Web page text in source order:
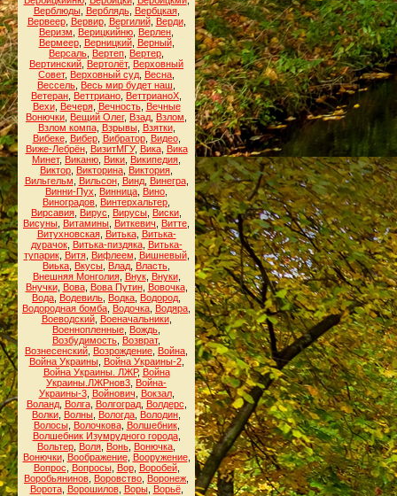
Верблюды, Верблядь, Вербцкая,
Вервеер, Вервир, Вергилий, Верди,
Веризм
Верицкийню Верлен
Вермеер, Верницкий, Верный,
Версаль Вертеп Вертер
Вертинский Вертолёт, Верховный
Совет, Верховный суд Весна
Вессель Весь мир будет наш
Ветеран Веттриано ВеттрианоХ
Вехи, Вечеря, Вечность, Вечные
Вонючки Вещий Олег, Взад Взлом
Взлом компа, Взрывы, Взятки,
Вибеке, Вибер, Вибратор, Видео,
Виже-Лебрён, ВизитМГУ, Вика, Вика
Минет, Виканю Вики Википедия
Виктор Викторина Виктория
Вильгельм
Вильсон, Винд, Винегра,
Винни-Пух
Винница Вино
Виноградов Винтерхальтер
Вирсавия Вирус Вирусы Виски
Висуны Витамины Виткевич Витте
Витухновская, Витька, Витька-
дурачок, Витька-пиздяка, Витька-
тупарик, Витя, Вифлеем Вишневый,
Виька Вкусы Влад Власть
Внешняя Монголия, Внук, Внуки,
Внучки, Вова, Вова Путин, Вовочка,
Вода Водевиль Водка Водород
Водородная бомба Водочка Водяра
Воеводский, Военачальники,
Военнопленные Вождь
Возбудимость Возврат,
Вознесенский Возрождение Война
Война Украины, Война Украины-2,
Война Украины. ЛЖР, Война
Украины.ЛЖРнов3 Война-
Украины-3, Войнович Вокзал,
Воланд, Волга, Волгоград, Волдерс
Волки Волны Вологда Володин
Волосы, Волочкова, Волшебник,
Волшебник Изумрудного города,
Вольтер Воля Вонь Вонючка
Вонючки, Воображение, Вооружение,
Вопрос
Вопросы, Вор, Воробей,
Воробьянинов Воровство Воронеж
Ворота, Ворошилов, Воры, Ворьё,